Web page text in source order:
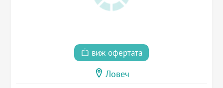
виж офертата
Ловеч